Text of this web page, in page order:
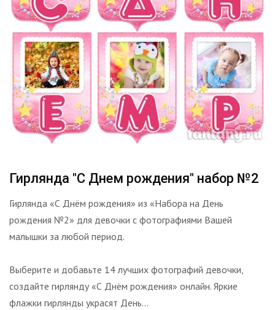
Гирлянда "С Днем рождения" набор №2
Гирлянда «С Днём рождения» из «Набора на День
рождения №2» для девочки с фотографиями Вашей
малышки за любой период.
Выберите и добавьте 14 лучших фотографий девочки,
создайте гирлянду «С Днём рождения» онлайн. Яркие
флажки гирлянды украсят День...